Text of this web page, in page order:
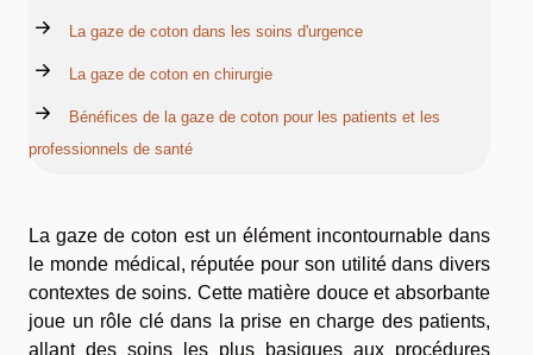
La gaze de coton dans les soins d'urgence
La gaze de coton en chirurgie
Bénéfices de la gaze de coton pour les patients et les
professionnels de santé
La gaze de coton est un élément incontournable dans
le monde médical, réputée pour son utilité dans divers
contextes de soins. Cette matière douce et absorbante
joue un rôle clé dans la prise en charge des patients,
allant des soins les plus basiques aux procédures